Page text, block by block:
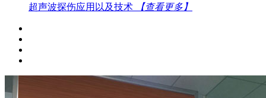
超声波探伤应用以及技术 【查看更多】